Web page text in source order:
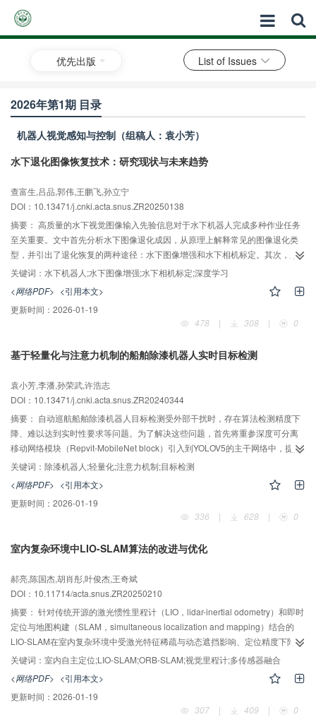
优先出版 List of Issues
2026年第1期 目录
机器人视觉感知与控制（组稿人：袁小芳）
水下退化图像恢复技术：研究现状与未来趋势
查富生,吕品,郭伟,王鹏飞,孙立宁
DOI：10.13471/j.cnki.acta.snus.ZR20250138
摘要： 高质量的水下视觉图像输入先验信息对于水下机器人完成多种作业任务
至关重要。文中首先分析水下图像退化成因，从原理上解释常见的图像退化类
型，并引出了退化恢复的两种途径：水下图像增强和水下相机标定。其次，系
统梳理了水下图像增强方法的研究现状、现有水下数据集以及水下图像质量评
价体系。随后，总结了水下相机标定方法及其优点与不足。最后，对水下退化
恢复技术的未来研究趋势进行综述，涉及增强算法的鲁棒性和泛化能力、多传
感器融合与高级视觉任务集成等领域。
关键词： 水下机器人;水下图像增强;水下相机标定;深度学习
<网络PDF> <引用本文>
更新时间： 2026-01-19
478
| 308 | 0
基于轻量化与注意力机制的船舶除漆机器人实时目标检测
袁小芳,李潘,孙荣武,许浩志
DOI：10.13471/j.cnki.acta.snus.ZR20240344
摘要： 自动巡航船舶除漆机器人目标检测受外部干扰时，存在算法检测精度下
降、难以达到实时性要求等问题。为了解决这些问题，首先将重参深度可分离
移动网络模块（Repvit-MobileNet block）引入到YOLOV5的主干网络中，提高
检测速度。其次，在骨干网络每个阶段后增加位置注意力机制，扩大模型的全
局感受野，提升模型的目标定位及抗干扰能力。然后，将卷积块注意力模块
（CBMA）引入到颈部网络中，通过融合CBMA模块增强特征提取能力，提高网
络模型的检测性能。最后，提出了一种Refine-Loss损失函数，通过优化预测框
和真实框的几何关系、兼顾IOU的权重和置信度信息，提高对机器人目标位置的
Repvit-MobileNet block与注意力机制的YOLOV5轻量化网络平均检测精度达到
目标检测工业应用的需求。
关键词： 除漆机器人;轻量化;注意力机制;目标检测
<网络PDF> <引用本文>
更新时间： 2026-01-19
336
| 628 | 0
室内复杂环境中LIO-SLAM算法的改进与优化
郝亮,陈国杰,胡肖彤,叶俊杰,王奇斌
DOI：10.11714/acta.snus.ZR20250210
摘要： 针对传统开源的激光惯性里程计（LIO，lidar-inertial odometry）和即时
定位与地图构建（SLAM，simultaneous localization and mapping）结合的
LIO-SLAM在室内复杂环境中受激光特征稀疏与动态遮挡影响、定位精度下降等
问题，提出一种融合视觉里程计的改进方法。在保持LIO-SLAM 激光惯性紧耦
合框架的基础上，引入基于ORB特征的三维定位与地图构建算法（ORB-
SLAM）作为独立的视觉里程计模块，为系统提供高频率、丰富纹理的视觉约束
信息。通过自适应权重融合策略，实现激光、惯性与视觉观测的多源优化，增
强了在弱几何约束、纹理丰富但结构复杂环境中的鲁棒性。在多种典型室内场
关键词： 室内自主定位;LIO-SLAM;ORB-SLAM;视觉里程计;多传感器融合
<网络PDF> <引用本文>
更新时间： 2026-01-19
307
| 409 | 0